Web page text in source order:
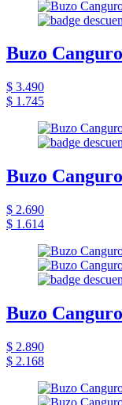
Buzo
$ 3.490
$ 1.745
Buzo
$ 2.690
$ 1.614
Buzo
$ 2.890
$ 2.168